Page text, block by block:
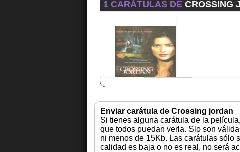
1 CARÁTULAS DE CROSSING
Enviar carátula de Crossing jordan
Si tienes alguna carátula de la
que todos puedan verla. Slo son
ni menos de 15Kb. Las carátulas sólo
calidad es baja o no es real, no será